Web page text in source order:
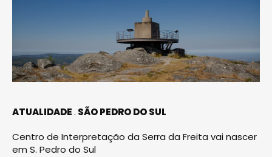
ATUALIDADE SÃO PEDRO DO SUL
Centro de Interpretação da Serra da Freita vai nascer
em S. Pedro do Sul